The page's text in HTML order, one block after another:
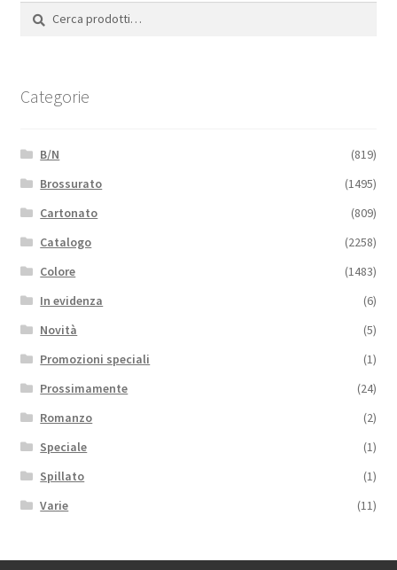
Categorie
B/N
(819)
Brossurato
(1495)
Cartonato
(809)
Catalogo
(2258)
Colore
(1483)
In evidenza
(6)
Novità
(5)
Promozioni speciali
(1)
Prossimamente
(24)
Romanzo
(2)
Speciale
(1)
Spillato
(1)
Varie
(11)